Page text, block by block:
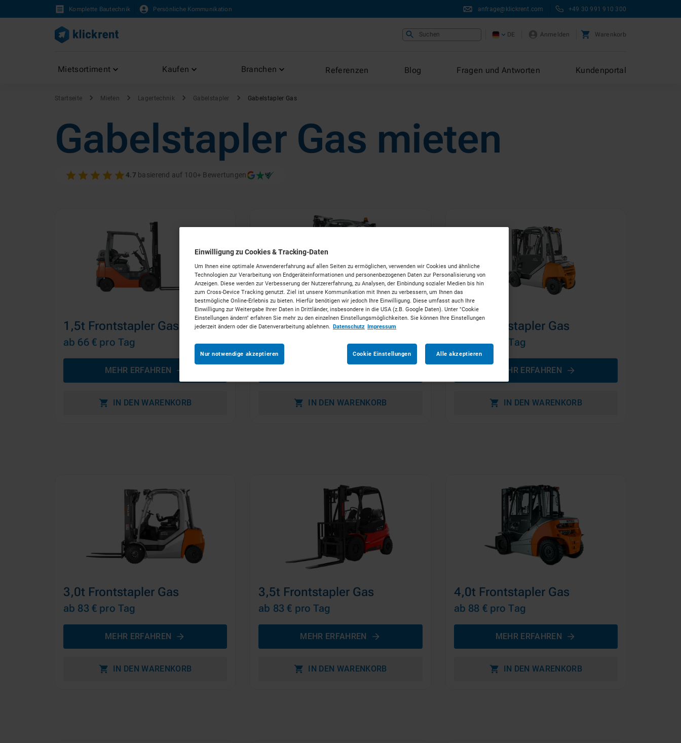
Komplette Bautechnik Persönliche Kommunikation anfrage@klickrent.com +49 30 991 910 300
Suchen DE Anmelden Warenkorb
Mietsortiment Kaufen Branchen Referenzen Blog Fragen und Antworten Kundenportal
Startseite Mieten Lagertechnik Gabelstapler Gabelstapler Gas
Gabelstapler Gas mieten
4.7 basierend auf 100+ Bewertungen
1,5t Frontstapler Gas
ab 66 € pro Tag
MEHR ERFAHREN
IN DEN WARENKORB
2,0t Frontstapler Gas
ab 79 €
IN DEN WARENKORB
2,5t Frontstapler Gas
ab 81 € pro Tag
MEHR ERFAHREN
IN DEN WARENKORB
3,0t Frontstapler Gas
ab 83 € pro Tag
MEHR ERFAHREN
IN DEN WARENKORB
3,5t Frontstapler Gas
ab 83 € pro Tag
MEHR ERFAHREN
IN DEN WARENKORB
4,0t Frontstapler Gas
ab 88 € pro Tag
MEHR ERFAHREN
IN DEN WARENKORB
Einwilligung zu Cookies & Tracking-Daten
Um Ihnen eine optimale Anwendererfahrung auf allen Seiten zu ermöglichen, verwenden wir Cookies und ähnliche
Technologien zur Verarbeitung von Endgeräteinformationen und personenbezogenen Daten zur Personalisierung von
Anzeigen. Diese werden zur Verbesserung der Nutzererfahrung, zu Analysen, der Einbindung sozialer Medien bis hin
zum Cross-Device Tracking genutzt. Ziel ist unsere Kommunikation mit Ihnen zu verbessern, um Ihnen das
bestmögliche Online-Erlebnis zu bieten. Hierfür benötigen wir jedoch Ihre Einwilligung. Diese umfasst auch Ihre
Einwilligung zur Weitergabe Ihrer Daten in Drittländer, insbesondere in die USA (z.B. Google Daten). Unter "Cookie
Einstellungen ändern" erfahren Sie mehr zu den einzelnen Einstellungsmöglichkeiten. Sie können Ihre Einstellungen
jederzeit ändern oder die Datenverarbeitung ablehnen. Datenschutz Impressum
Nur notwendige akzeptieren Alle akzeptieren
Cookie Einstellungen